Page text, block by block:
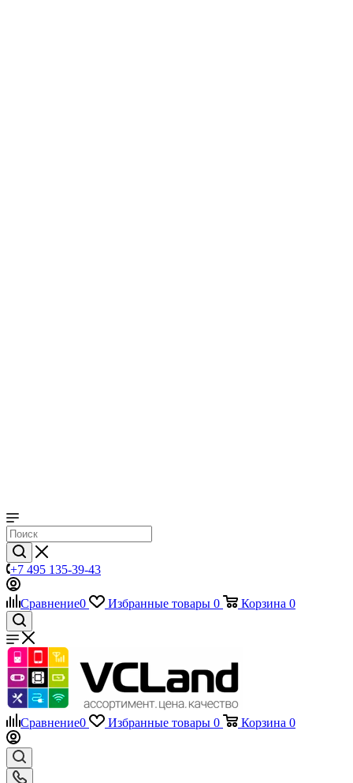
+7 495 135-39-43
Сравнение
Сравнение 0 Избранные товары 0
Телефоны
+7 495 135-39-43